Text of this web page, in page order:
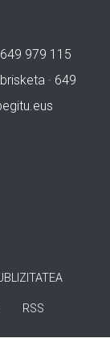
979 115
· 649
RSS